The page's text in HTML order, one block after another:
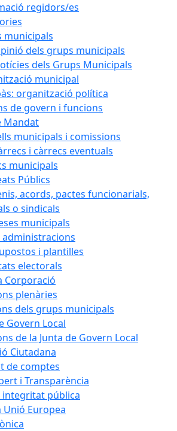
regidors/es
municipals
dels grups municipals
dels Grups Municipals
municipal
organització política
de govern i funcions
Mandat
municipals i comissions
i càrrecs eventuals
municipals
Públics
acords, pactes funcionarials,
o sindicals
municipals
administracions
i plantilles
electorals
Corporació
plenàries
dels grups municipals
Govern Local
de la Junta de Govern Local
Ciutadana
de comptes
i Transparència
integritat pública
Unió Europea